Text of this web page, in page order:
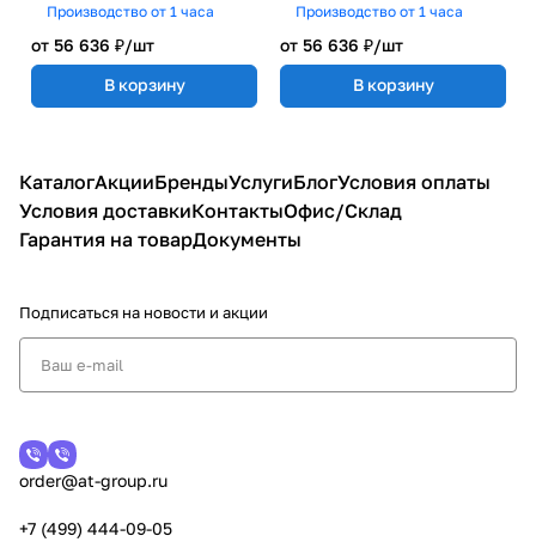
Производство от 1 часа
от 56 636 ₽/шт
В корзину
Производство от 1 часа
от 56 636 ₽/шт
В корзину
КаталогАкцииБрендыУслугиБлогУсловия оплаты
Условия доставкиКонтактыОфис/Склад
Гарантия на товарДокументы
Подписаться на новости и акции
order@at-group.ru
+7 (499) 444-09-05